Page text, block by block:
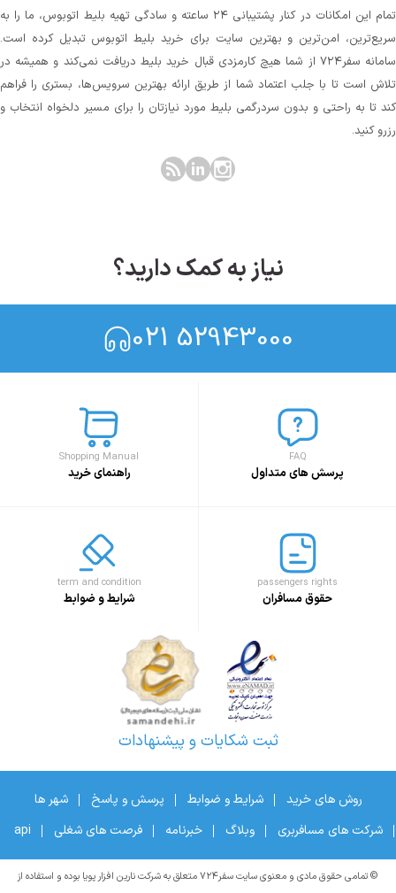
تمام این امکانات در کنار پشتیبانی‌ ۲۴ ساعته و سادگی تهیه بلیط اتوبوس، ما را به
سریع‌ترین، امن‌ترین و بهترین سایت برای خرید بلیط اتوبوس تبدیل کرده است.
سامانه سفر۷۲۴ از شما هیچ کارمزدی قبال خرید بلیط دریافت نمی‌کند و همیشه در
تلاش است تا با جلب اعتماد شما از طریق ارائه بهترین سرویس‌ها، بستری را فراهم
کند تا به راحتی و بدون سردرگمی بلیط مورد نیازتان را برای مسیر دلخواه انتخاب و
رزرو کنید.
نیاز به کمک دارید؟
021 52943000
FAQ
پرسش های متداول
Shopping Manual
راهنمای خرید
passengers rights
حقوق مسافران
term and condition
شرایط و ضوابط
ثبت شکایات و پیشنهادات
روش های خرید شرایط و ضوابط پرسش و پاسخ
شهر ها
شرکت های مسافربری
وبلاگ خبرنامه فرصت های شغلی api
© تمامی حقوق مادی و معنوی سایت سفر۷۲۴ متعلق به شرکت نارین افزار پویا بوده و استفاده از